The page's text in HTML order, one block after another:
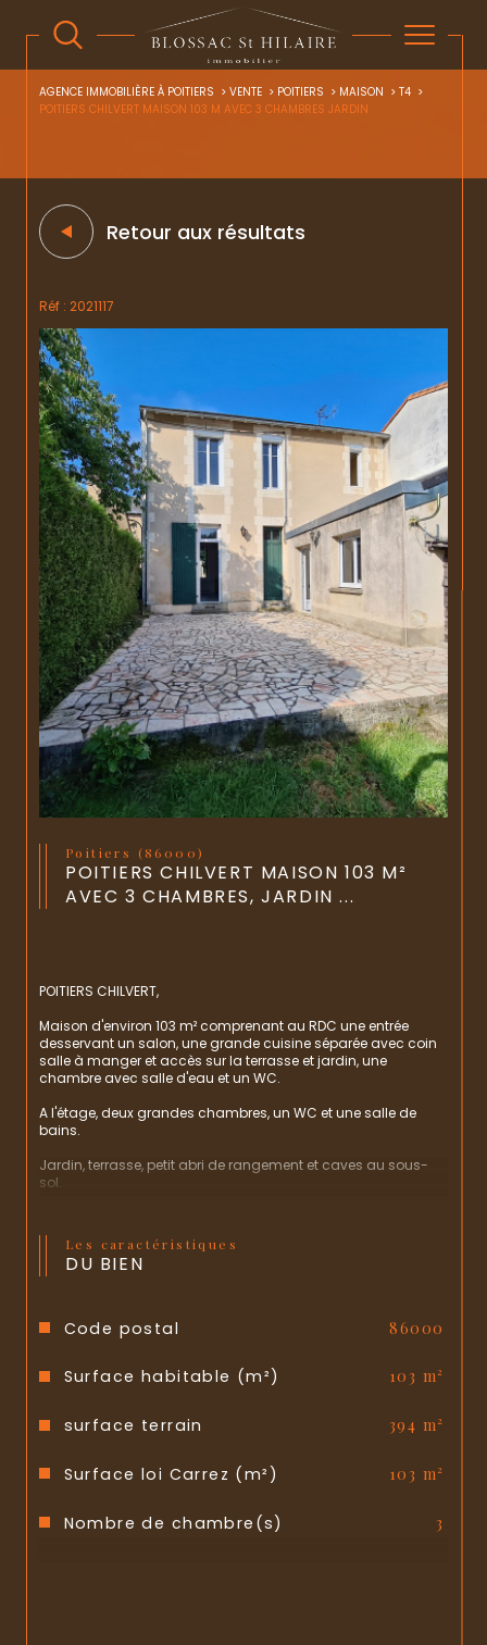
AGENCE IMMOBILIÈRE À POITIERS VENTE POITIERS MAISON
T4
POITIERS CHILVERT MAISON 103 M AVEC 3 CHAMBRES JARDIN
Retour aux résultats
Réf : 2021117
Poitiers (86000)
POITIERS CHILVERT MAISON 103 M²
AVEC 3 CHAMBRES, JARDIN ...
POITIERS CHILVERT,
Maison d'environ 103 m² comprenant au RDC une entrée
desservant un salon, une grande cuisine séparée avec coin
salle à manger et accès sur la terrasse et jardin, une
chambre avec salle d'eau et un WC.
A l'étage, deux grandes chambres, un WC et une salle de
bains.
Jardin, terrasse, petit abri de rangement et caves au sous-
sol.
A visiter rapidement !
Les caractéristiques
DU BIEN
Code postal 86000
Surface habitable (m²) 103 m²
surface terrain 394 m²
Surface loi Carrez (m²) 103 m²
Nombre de chambre(s) 3